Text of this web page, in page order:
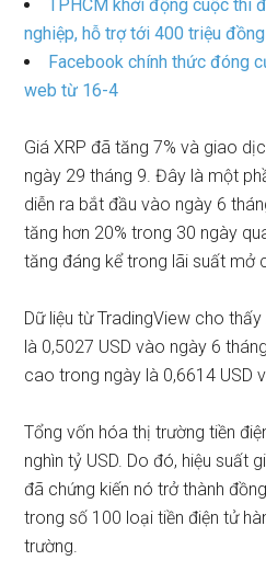
TPHCM khởi động cuộc thi
nghiệp, hỗ trợ tới 400 triệu đồng
Facebook chính thức đóng
web từ 16-4
Giá XRP đã tăng 7% và giao
ngày 29 tháng 9. Đây là một
diễn ra bắt đầu vào ngày 6
tăng hơn 20% trong 30 ngày
tăng đáng kể trong lãi suất mở
Dữ liệu từTradingView cho thấy
là 0,5027 USD vào ngày 6
cao trong ngày là 0,6614 USD
Tổng vốn hóa thị trường tiền
nghìn tỷ USD. Do đó, hiệu suất
đã chứng kiến ​​nó trở thành
trong số 100 loại tiền điện tử
trường.